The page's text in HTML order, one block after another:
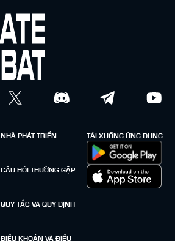
NHÀ PHÁT TRIỂN
CÂU HỎI THƯỜNG GẶP
QUY TẮC VÀ QUY ĐỊNH
ĐIỀU KHOẢN VÀ ĐIỀU
TẢI XUỐNG ỨNG DỤNG